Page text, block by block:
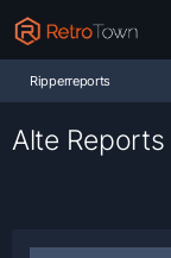
Ripperreports
Alte Reports